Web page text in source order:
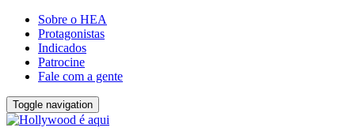
Sobre o HEA
Protagonistas
Indicados
Patrocine
Fale com a gente
Toggle navigation